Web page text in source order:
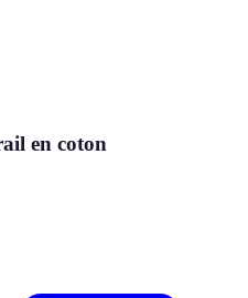
en coton